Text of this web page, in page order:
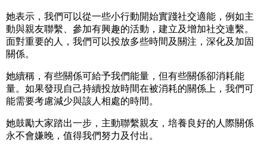
她表示，我們可以從一些小行動開始實踐社交適能，例如主
動與親友聯繫、參加有興趣的活動，建立及增加社交連繫。
面對重要的人，我們可以投放多些時間及關注，深化及加固
關係。
她續稱，有些關係可給予我們能量，但有些關係卻消耗能
量。如果發現自己持續投放時間在被消耗的關係上，我們可
能需要考慮減少與該人相處的時間。
她鼓勵大家踏出一步，主動聯繫親友，培養良好的人際關係
永不會嫌晚，值得我們努力及付出。